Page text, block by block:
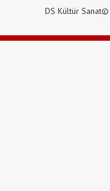
DS Kültür Sanat©